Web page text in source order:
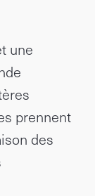
une
prennent
des